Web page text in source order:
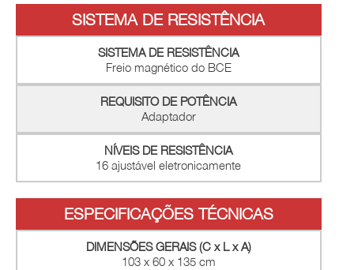
SISTEMA DE RESISTÊNCIA
SISTEMA DE RESISTÊNCIA
Freio magnético do BCE
REQUISITO DE POTÊNCIA
Adaptador
NÍVEIS DE RESISTÊNCIA
16 ajustável eletronicamente
ESPECIFICAÇÕES TÉCNICAS
DIMENSÕES GERAIS (C x L x A)
103 x 60 x 135 cm